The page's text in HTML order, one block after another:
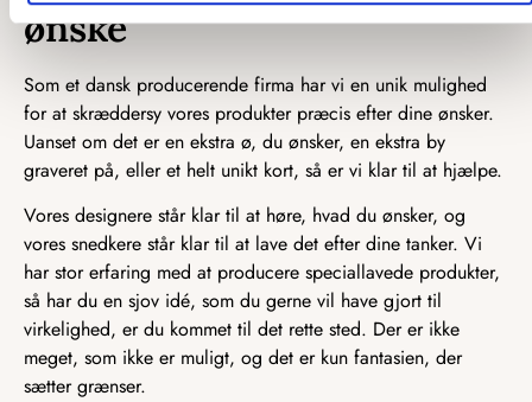
ønske
Som et dansk producerende firma har vi en unik mulighed
for at skræddersy vores produkter præcis efter dine ønsker.
Uanset om det er en ekstra ø, du ønsker, en ekstra by
graveret på, eller et helt unikt kort, så er vi klar til at hjælpe.
Vores designere står klar til at høre, hvad du ønsker, og
vores snedkere står klar til at lave det efter dine tanker. Vi
har stor erfaring med at producere speciallavede produkter,
så har du en sjov idé, som du gerne vil have gjort til
virkelighed, er du kommet til det rette sted. Der er ikke
meget, som ikke er muligt, og det er kun fantasien, der
sætter grænser.